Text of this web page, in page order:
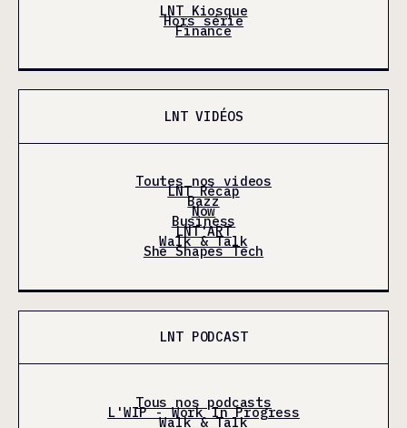
LNT Kiosque
Hors série
Finance
LNT VIDÉOS
Toutes nos videos
LNT Récap
Bazz
Now
Business
LNT'ART
Walk & Talk
She Shapes Tech
LNT PODCAST
Tous nos podcasts
L'WIP - Work In Progress
Walk & Talk